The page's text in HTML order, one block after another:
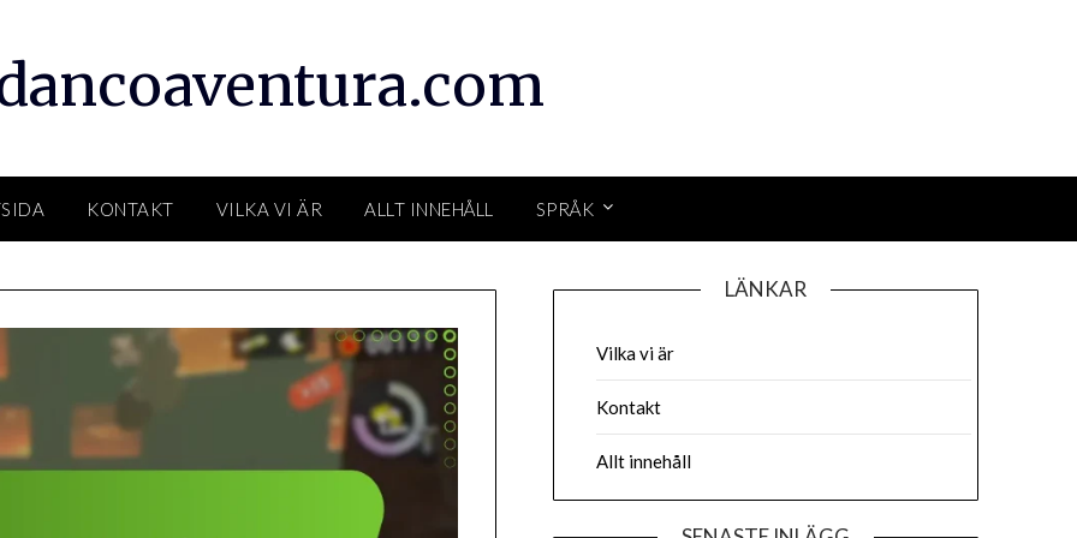
KONTAKT VILKA VI ÄR ALLT INNEHÅLL SPRÅK
LÄNKAR
Vilka vi är
Kontakt
Allt innehåll